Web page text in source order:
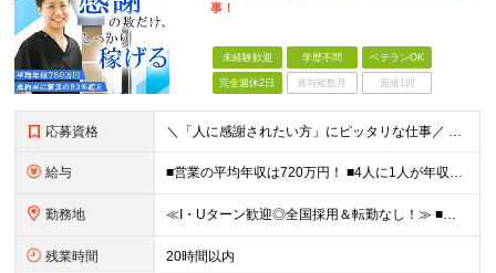
事！
未経験歓迎 学歴不問 ベテランOK
完全週休2日 賞与複数月 面接1回
応募資格 ＼「人に感謝されたい方」にピッタリな仕事／ ★第二新卒歓迎・社会人デビューもOK ◆職種・業種未経験OK ◆学歴不問 ★特別なスキルはいりません メンバーに共通しているのは、「何事にも素直に取り組め
給与 ■営業の平均年収は720万円！ ■4人に1人が年収1000万円超え 月給27万円～100万円+インセンティブ(平均月20～40万円程) ＜インセンティブ制度について＞ 当社では創業以来、頑張ったら
勤務地 ≪I・Uターン歓迎◎全国採用＆転勤なし！≫ ■下記エリアにある病院やクリニックでの勤務となります。 ※ご自宅からクリニックへは直行直帰です ＼★マークのついている店舗で積極採用実施中！／ 【関東エリ
残業時間 20時間以内